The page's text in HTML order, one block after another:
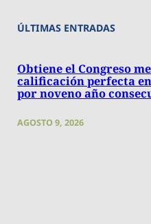
ÚLTIMAS ENTRADAS
Obtiene el Congreso
calificación perfecta
por noveno año
AGOSTO 9, 2026